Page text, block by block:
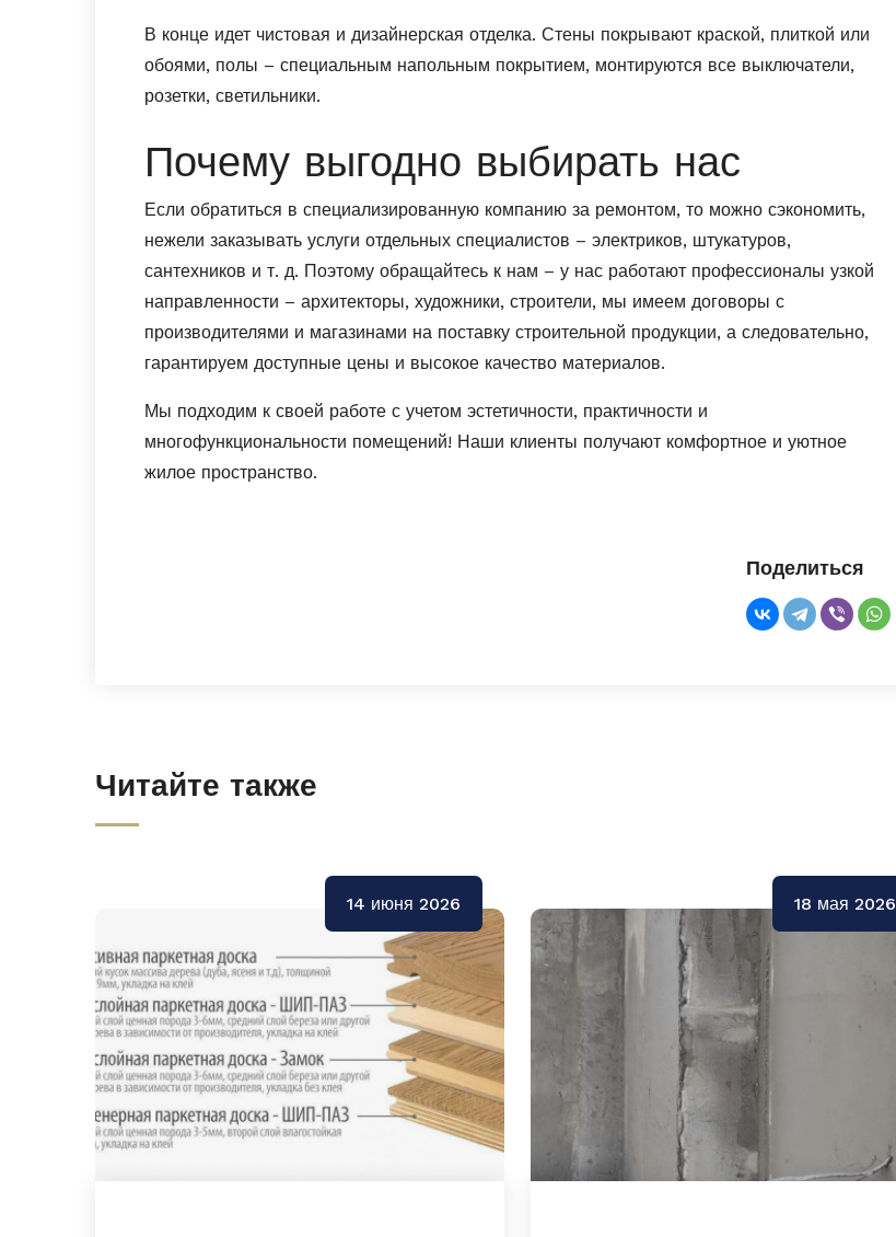
В конце идет чистовая и дизайнерская отделка. Стены покрывают краской, плиткой или
обоями, полы – специальным напольным покрытием, монтируются все выключатели,
розетки, светильники.
Почему выгодно выбирать нас
Если обратиться в специализированную компанию за ремонтом, то можно сэкономить,
нежели заказывать услуги отдельных специалистов – электриков, штукатуров,
сантехников и т. д. Поэтому обращайтесь к нам – у нас работают профессионалы узкой
направленности – архитекторы, художники, строители, мы имеем договоры с
производителями и магазинами на поставку строительной продукции, а следовательно,
гарантируем доступные цены и высокое качество материалов.
Мы подходим к своей работе с учетом эстетичности, практичности и
многофункциональности помещений! Наши клиенты получают комфортное и уютное
жилое пространство.
Поделиться
Читайте также
14 июня 2026 18 мая 2026